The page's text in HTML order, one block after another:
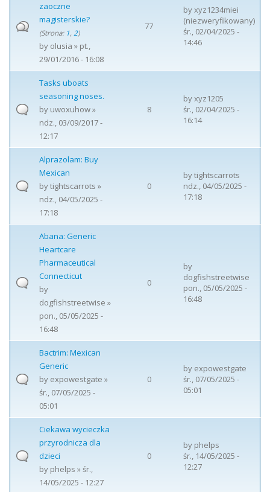
zaoczne
magisterskie?
(Strona: 1, 2)
by olusia » pt.,
29/01/2016 - 16:08
77
byxyz1234miei
(niezweryfikowany)
śr., 02/04/2025 -
14:46
Tasks uboats
seasoning noses.
by uwoxuhow»
ndz., 03/09/2017 -
12:17
8
byxyz1205
śr., 02/04/2025 -
16:14
Alprazolam: Buy
Mexican
bytightscarrots »
ndz., 04/05/2025 -
17:18
0
bytightscarrots
ndz., 04/05/2025 -
17:18
Abana: Generic
Heartcare
Pharmaceutical
Connecticut
by
dogfishstreetwise »
pon., 05/05/2025 -
16:48
0
by
dogfishstreetwise
pon., 05/05/2025 -
16:48
Bactrim: Mexican
Generic
by expowestgate »
śr., 07/05/2025 -
05:01
0
by expowestgate
śr., 07/05/2025 -
05:01
Ciekawa wycieczka
przyrodnicza dla
dzieci
by phelps » śr.,
14/05/2025 - 12:27
0
by phelps
śr., 14/05/2025 -
12:27